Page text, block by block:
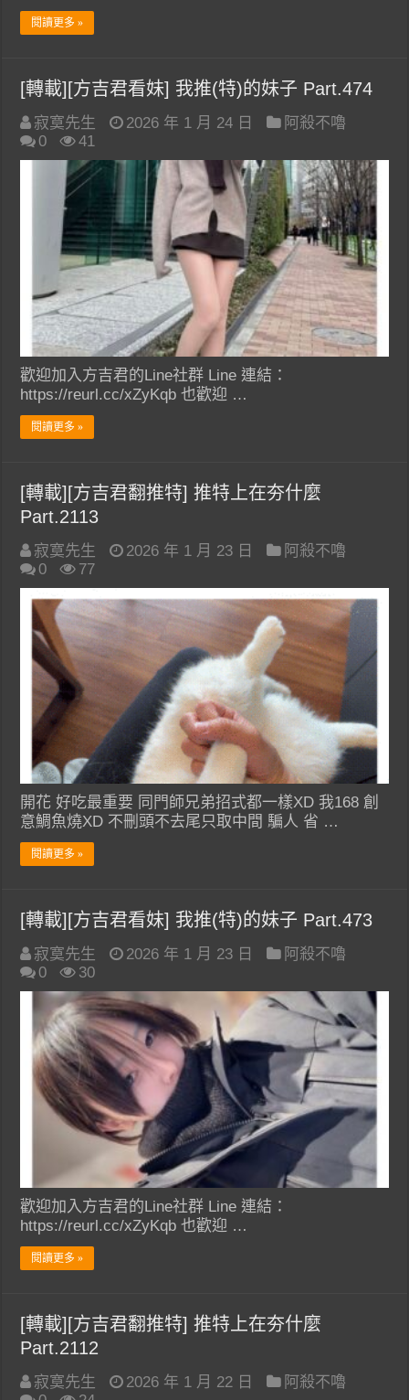
閱讀更多 »
[轉載][方吉君看妹] 我推(特)的妹子 Part.474
寂寞先生 2026 年 1 月 24 日
阿殺不嚕
0
41
歡迎加入方吉君的Line社群 Line 連結：
https://reurl.cc/xZyKqb 也歡迎 …
閱讀更多 »
[轉載][方吉君翻推特] 推特上在夯什麼
Part.2113
寂寞先生 2026 年 1 月 23 日
阿殺不嚕
0
77
開花 好吃最重要 同門師兄弟招式都一樣XD 我168 創
意鯛魚燒XD 不刪頭不去尾只取中間 騙人 省 …
閱讀更多 »
[轉載][方吉君看妹] 我推(特)的妹子 Part.473
寂寞先生 2026 年 1 月 23 日
阿殺不嚕
0
30
歡迎加入方吉君的Line社群 Line 連結：
https://reurl.cc/xZyKqb 也歡迎 …
閱讀更多 »
[轉載][方吉君翻推特] 推特上在夯什麼
Part.2112
寂寞先生 2026 年 1 月 22 日
阿殺不嚕